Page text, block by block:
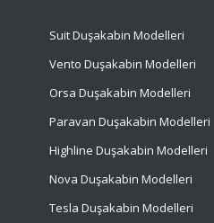
SuitDuşakabin Modelleri
Vento Duşakabin Modelleri
Orsa Duşakabin Modelleri
Paravan Duşakabin Modelleri
Highline Duşakabin Modelleri
Nova Duşakabin Modelleri
Tesla Duşakabin Modelleri